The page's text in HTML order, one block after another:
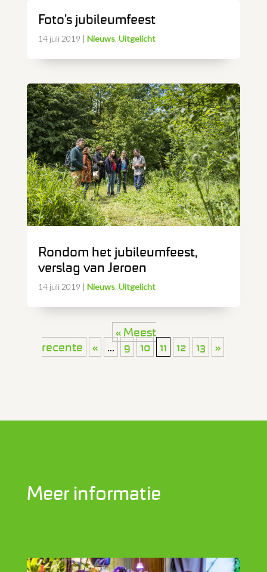
Foto’s jubileumfeest
14 juli 2019 | Nieuws, Uitgelicht
Rondom het jubileumfeest,
verslag van Jeroen
14 juli 2019 Nieuws, Uitgelicht
« Meest
recente
« ... 9 10 11 12 13 »
Meer informatie